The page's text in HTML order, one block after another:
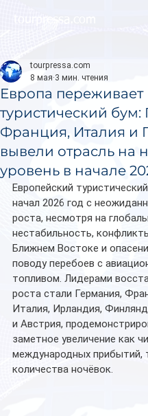
Европа переживает
туристический бум:
Франция, Италия и
вывели отрасль на
уровень в начале
tourpressa.com
8 мая 3 мин. чтения
Европейский
начал 2026 год с
роста, несмотря на
нестабильность,
Ближнем Востоке и
поводу перебоев с
топливом. Лидерами
роста стали Германия,
Италия, Ирландия,
и Австрия,
заметное увеличение как
международных прибытий,
количества ночёвок.